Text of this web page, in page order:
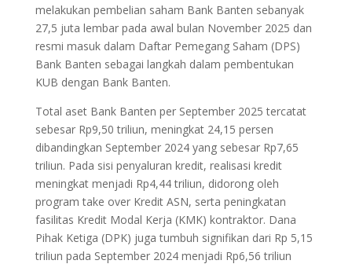
melakukan pembelian saham Bank Banten sebanyak
27,5 juta lembar pada awal bulan November 2025 dan
resmi masuk dalam Daftar Pemegang Saham (DPS)
Bank Banten sebagai langkah dalam pembentukan
KUB dengan Bank Banten.
Total aset Bank Banten per September 2025 tercatat
sebesar Rp9,50 triliun, meningkat 24,15 persen
dibandingkan September 2024 yang sebesar Rp7,65
triliun. Pada sisi penyaluran kredit, realisasi kredit
meningkat menjadi Rp4,44 triliun, didorong oleh
program take over Kredit ASN, serta peningkatan
fasilitas Kredit Modal Kerja (KMK) kontraktor. Dana
Pihak Ketiga (DPK) juga tumbuh signifikan dari Rp 5,15
triliun pada September 2024 menjadi Rp6,56 triliun